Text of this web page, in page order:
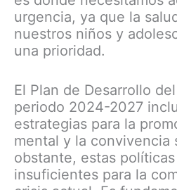
urgencia, ya que la
nuestros niños y
una prioridad.
El Plan de Desarrollo
periodo 2024-2027
estrategias para la
mental y la convivencia
obstante, estas
insuficientes para la